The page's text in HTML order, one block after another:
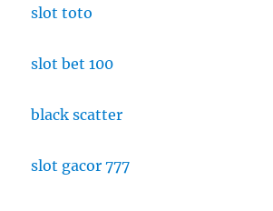
slot toto
slot bet 100
black scatter
slot gacor 777